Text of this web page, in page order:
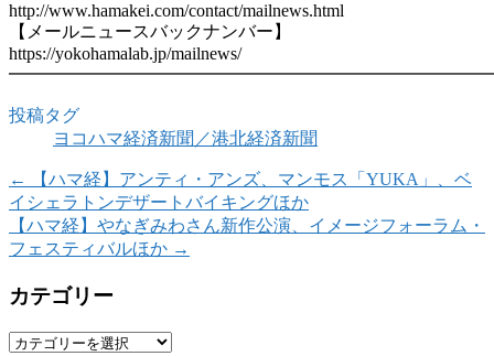
http://www.hamakei.com/contact/mailnews.html
【メールニュースバックナンバー】
https://yokohamalab.jp/mailnews/
投稿タグ
ヨコハマ経済新聞／港北経済新聞
←
【ハマ経】アンティ・アンズ、マンモス「YUKA」、ベ
イシェラトンデザートバイキングほか
【ハマ経】やなぎみわさん新作公演、イメージフォーラム・
フェスティバルほか →
カテゴリー
カ